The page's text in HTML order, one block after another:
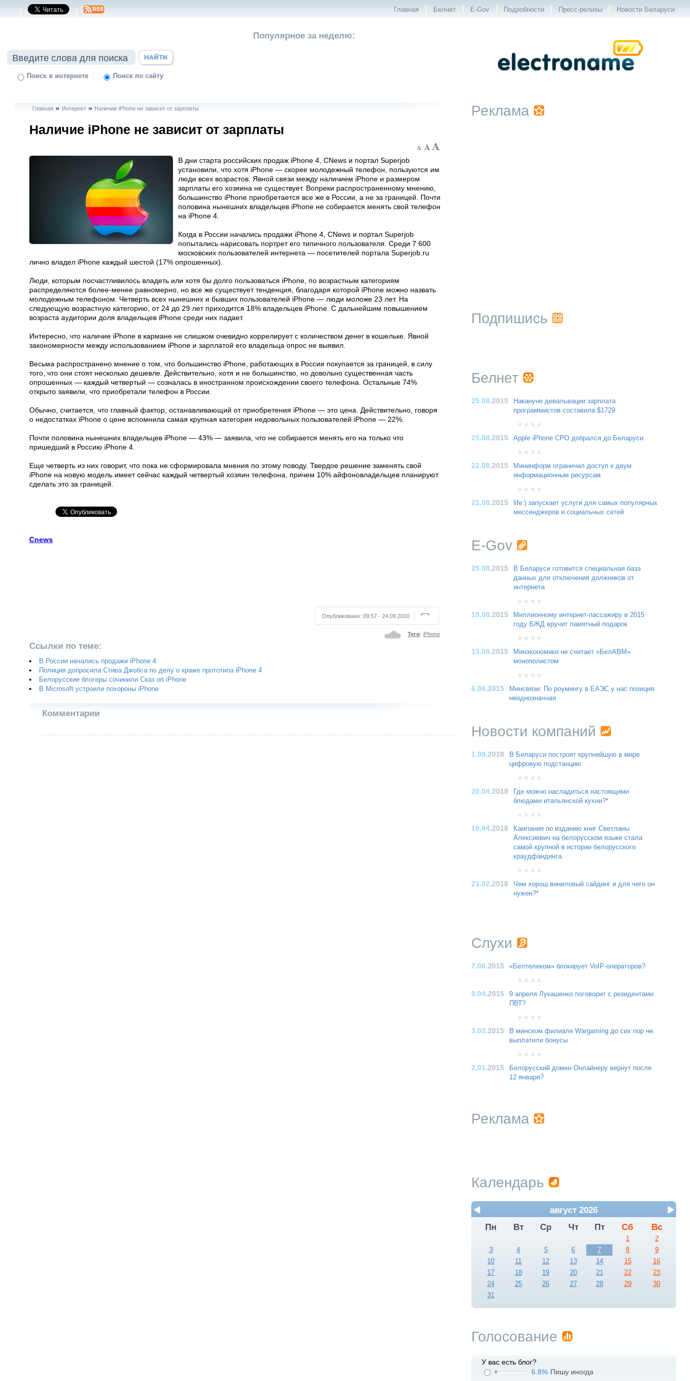
| | Главная | Белнет | E-Gov | Подробности | Пресс-релизы | Новости Беларуси
Поиск в интернете | Поиск по сайту
Популярное за неделю:
Главная » Интернет» Наличие iPhone не зависит от зарплаты
Наличие iPhone не зависит от зарплаты
В дни старта российских продаж iPhone 4, CNews и портал Superjob
установили, что хотя iPhone — скорее молодежный телефон, пользуются им
люди всех возрастов. Явной связи между наличием iPhone и размером
зарплаты его хозяина не существует. Вопреки распространенному мнению,
большинство iPhone приобретается все же в России, а не за границей. Почти
половина нынешних владельцев iPhone не собирается менять свой телефон
на iPhone 4.
Когда в России начались продажи iPhone 4, CNews и портал Superjob
попытались нарисовать портрет его типичного пользователя. Среди 7 600
московских пользователей интернета — посетителей портала Superjob.ru
лично владел iPhone каждый шестой (17% опрошенных).
Люди, которым посчастливилось владеть или хотя бы долго пользоваться iPhone, по возрастным категориям
распределяются более-менее равномерно, но все же существует тенденция, благодаря которой iPhone можно назвать
молодежным телефоном. Четверть всех нынешних и бывших пользователей iPhone — люди моложе 23 лет. На
следующую возрастную категорию, от 24 до 29 лет приходится 18% владельцев iPhone. С дальнейшим повышением
возраста аудитории доля владельцев iPhone среди них падает.
Интересно, что наличие iPhone в кармане не слишком очевидно коррелирует с количеством денег в кошельке. Явной
закономерности между использованием iPhone и зарплатой его владельца опрос не выявил.
Весьма распространено мнение о том, что большинство iPhone, работающих в России покупается за границей, в силу
того, что они стоят несколько дешевле. Действительно, хотя и не большинство, но довольно существенная часть
опрошенных — каждый четвертый — созналась в иностранном происхождении своего телефона. Остальные 74%
открыто заявили, что приобретали телефон в России.
Обычно, считается, что главный фактор, останавливающий от приобретения iPhone — это цена. Действительно, говоря
о недостатках iPhone о цене вспомнила самая крупная категория недовольных пользователей iPhone — 22%.
Почти половина нынешних владельцев iPhone — 43% — заявила, что не собирается менять его на только что
пришедший в Россию iPhone 4.
Еще четверть из них говорит, что пока не сформировала мнения по этому поводу. Твердое решение заменять свой
iPhone на новую модель имеет сейчас каждый четвертый хозяин телефона, причем 10% айфоновладельцев планируют
сделать это за границей.
Сnews
Опубликовано: 09:57 - 24.09.2010
Теги: iPhone
Ссылки по теме:
В России начались продажи iPhone 4
Полиция допросила Стива Джобса по делу о краже прототипа iPhone 4
Белорусские блогеры сочинили Сказ об iPhone
В Microsoft устроили похороны iPhone
Комментарии
Реклама
Подпишись
Белнет
25.08.2015
Накануне девальвации зарплата
программистов составила $1729
25.08.2015 Apple iPhone CPO добрался до Беларуси
22.08.2015
Мининформ ограничил доступ к двум
информационным ресурсам
21.08.2015
life:) запускает услуги для самых популярных
мессенджеров и социальных сетей
E-Gov
25.08.2015
В Беларуси готовится специальная база
данных для отключения должников от
интернета
18.08.2015
Миллионному интернет-пассажиру в 2015
году БЖД вручит памятный подарок
13.08.2015
Минэкономики не считает «БелАВМ»
монополистом
6.08.2015
Минсвязи: По роумингу в ЕАЭС у нас позиция
неоднозначная
Новости компаний
1.09.2018
В Беларуси построят крупнейшую в мире
цифровую подстанцию
20.04.2018
Где можно насладиться настоящими
блюдами итальянской кухни?*
18.04.2018
Кампания по изданию книг Светланы
Алексиевич на белорусском языке стала
самой крупной в истории белорусского
краудфандинга
21.02.2018
Чем хорош виниловый сайдинг и для чего он
нужен?*
Слухи
7.06.2015 «Белтелеком» блокирует VoIP-операторов?
9.04.2015
9 апреля Лукашенко поговорит с резидентами
ПВТ?
3.02.2015
В минском филиале Wargaming до сих пор не
выплатили бонусы
2.01.2015
Белорусский домен Онлайнеру вернут после
12 января?
Реклама
Календарь
август 2026
Пн
Вт Ср Чт Пт Сб Вс
1
2
3
4 5 6 7 8
9
10
11 12 13 14 15
16
17
18 19 20 21 22
23
24
25 26 27 28 29
30
31
Голосование
У вас есть блог?
6.8% Пишу иногда